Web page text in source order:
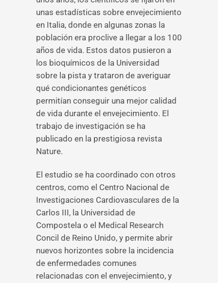
unas estadísticas sobre envejecimiento
en Italia, donde en algunas zonas la
población era proclive a llegar a los 100
años de vida. Estos datos pusieron a
los bioquímicos de la Universidad
sobre la pista y trataron de averiguar
qué condicionantes genéticos
permitían conseguir una mejor calidad
de vida durante el envejecimiento. El
trabajo de investigación se ha
publicado en la prestigiosa revista
Nature.
El estudio se ha coordinado con otros
centros, como el Centro Nacional de
Investigaciones Cardiovasculares de la
Carlos III, la Universidad de
Compostela o el Medical Research
Concil de Reino Unido, y permite abrir
nuevos horizontes sobre la incidencia
de enfermedades comunes
relacionadas con el envejecimiento, y